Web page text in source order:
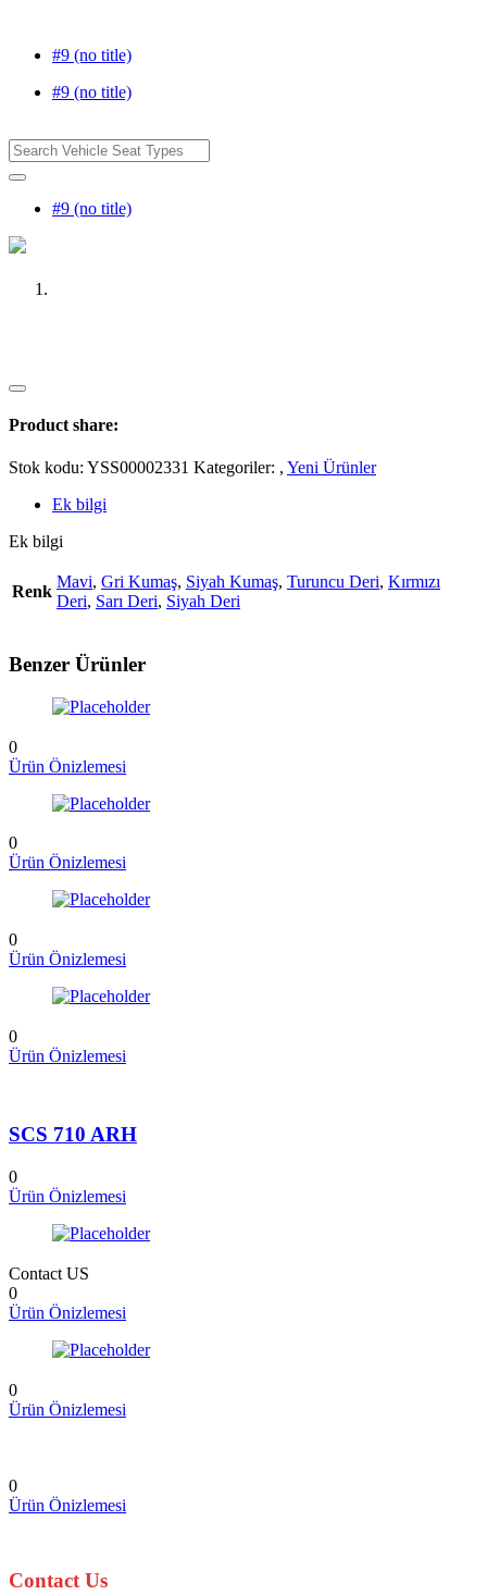
#9 (no title)
#9 (no title)
#9 (no title)
Product share:
Stok kodu: YSS00002331 Kategoriler: , Yeni Ürünler
Ek bilgi
Ek bilgi
Renk
Mavi, Gri Kumaş, Siyah Kumaş, Turuncu Deri, Kırmızı
Deri, Sarı Deri, Siyah Deri
Benzer Ürünler
0
Ürün Önizlemesi
0
Ürün Önizlemesi
0
Ürün Önizlemesi
0
Ürün Önizlemesi
SCS 710 ARH
0
Ürün Önizlemesi
Contact US
0
Ürün Önizlemesi
0
Ürün Önizlemesi
0
Ürün Önizlemesi
Contact Us